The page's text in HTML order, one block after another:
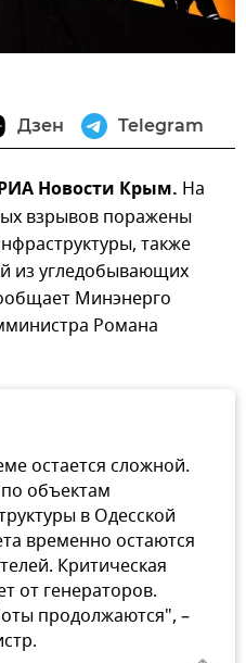
Дзен Telegram
Новости Крым. На
взрывов поражены
также
из угледобывающих
Минэнерго
Романа
остается сложной.
объектам
в Одесской
временно остаются
Критическая
от генераторов.
продолжаются", –